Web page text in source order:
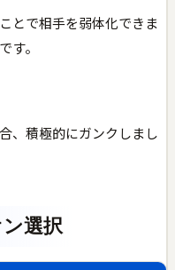
とで相手を弱体化できま
す。
、積極的にガンクしまし
選択